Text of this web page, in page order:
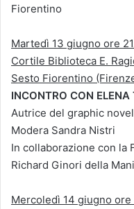
Fiorentino
Martedì 13 giugno ore
Cortile Biblioteca E.
Sesto Fiorentino
INCONTRO CON ELENA
Autrice del graphic
Modera Sandra Nistri
In collaborazione con la
Richard Ginori della
Mercoledì 14 giugno ore